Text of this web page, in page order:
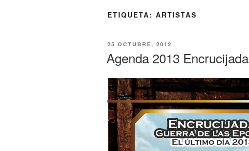
ETIQUETA: ARTISTAS
PUBLICADO
25 OCTUBRE, 2012
Agenda 2013 Encrucijada